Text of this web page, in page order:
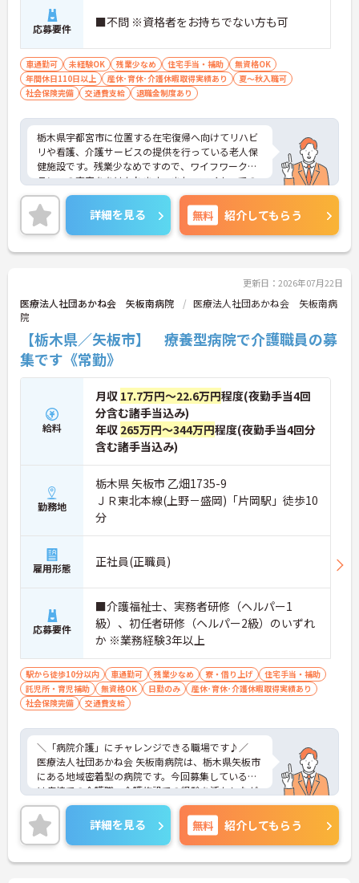
応募要件 ■不問 ※資格者をお持ちでない方も可
車通勤可 未経験OK 残業少なめ 住宅手当・補助
無資格OK
年間休日110日以上
産休･育休･介護休暇取得実績あり
夏～秋入職可
社会保険完備
交通費支給 退職金制度あり
栃木県宇都宮市に位置する在宅復帰へ向けてリハビ
リや看護、介護サービスの提供を行っている老人保
健施設です。残業少なめですので、ワイフワークバ
ランスの充実ををはかれます。また、マイカーでの
通勤も可能ですので通勤にとても便利です。ご興味
ある方には、面接対策ポイントなど、さらに詳細を
お話しいたしますのでお気軽にご相談ください。
詳細を見る 無料 紹介してもらう
更新日：2026年07月22日
医療法人社団あかね会 矢板南病院
医療法人社団あかね会 矢板南病
院
【栃木県／矢板市】 療養型病院で介護職員の募
集です《常勤》
給料
月収 17.7万円～22.6万円程度(夜勤手当4回
分含む諸手当込み)
年収 265万円～344万円程度(夜勤手当4回分
含む諸手当込み)
勤務地
栃木県 矢板市 乙畑1735-9
ＪＲ東北本線(上野－盛岡)「片岡駅」徒歩10
分
雇用形態 正社員(正職員)
応募要件
■介護福祉士、実務者研修（ヘルパー1
級）、初任者研修（ヘルパー2級）のいずれ
か ※業務経験3年以上
駅から徒歩10分以内 車通勤可 残業少なめ 寮・借り上げ
住宅手当・補助
託児所・育児補助
無資格OK 日勤のみ
産休･育休･介護休暇取得実績あり
社会保険完備
交通費支給
＼「病院介護」にチャレンジできる職場です♪／
医療法人社団あかね会 矢板南病院は、栃木県矢板市
にある地域密着型の病院です。今回募集しているの
は病棟での介護職。介護施設での経験を活かしなが
ら、医療現場ならではの知識や対応力を身につけら
れる環境となっています。無資格でも応募が可能な
ため、「介護経験を活かしてキャリアの幅を広げた
い」という方にもおすすめです。また、夜勤手当は1
回10,000円と高水準で、収入アップを目指したい方
詳細を見る 無料 紹介してもらう